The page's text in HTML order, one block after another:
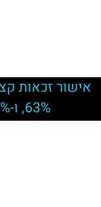
אישור זכאות
63%, ו-65% אי כושר